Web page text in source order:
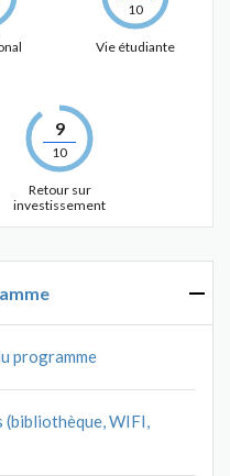
10
Vie étudiante
9
10
Retour sur
investissement
programme
(bibliothèque, WIFI,